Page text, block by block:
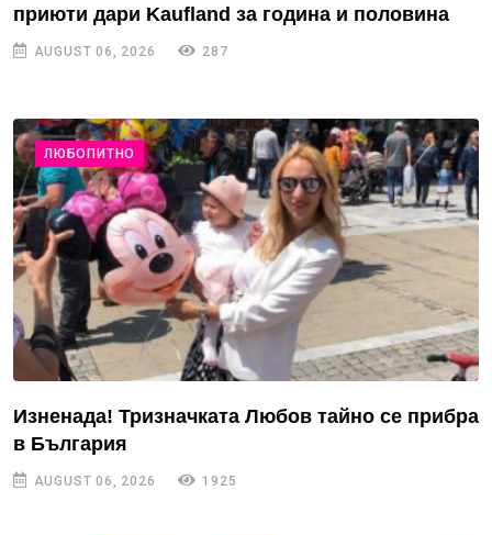
приюти дари Kaufland за година и половина
AUGUST 06, 2026 287
ЛЮБОПИТНО
Изненада! Тризначката Любов тайно се прибра
в България
AUGUST 06, 2026 1925